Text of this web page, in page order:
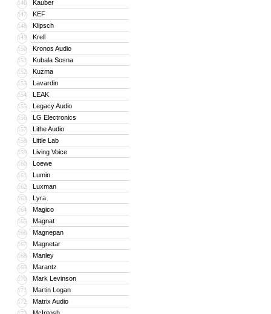
146 Kauber
147 KEF
148 Klipsch
149 Krell
150 Kronos Audio
151 Kubala Sosna
152 Kuzma
153 Lavardin
154 LEAK
155 Legacy Audio
156 LG Electronics
157 Lithe Audio
158 Little Lab
159 Living Voice
160 Loewe
161 Lumin
162 Luxman
163 Lyra
164 Magico
165 Magnat
166 Magnepan
167 Magnetar
168 Manley
169 Marantz
170 Mark Levinson
171 Martin Logan
172 Matrix Audio